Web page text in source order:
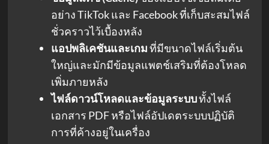
อย่าง TikTok และ Facebook ที่เก็บสะสมไฟล์
ชั่วคราวไว้เบื้องหลัง
แอปพลิเคชันและเกมที่มีขนาดไฟล์เริ่มต้น
ใหญ่และมักมีข้อมูลแพตช์เสริมที่ต้องโหลด
เพิ่มภายหลัง
ไฟล์ดาวน์โหลดและข้อมูลระบบทั้งไฟล์
เอกสาร PDF หรือไฟล์อัปเดตระบบปฏิบัติ
การที่ค้างอยู่ในเครื่อง